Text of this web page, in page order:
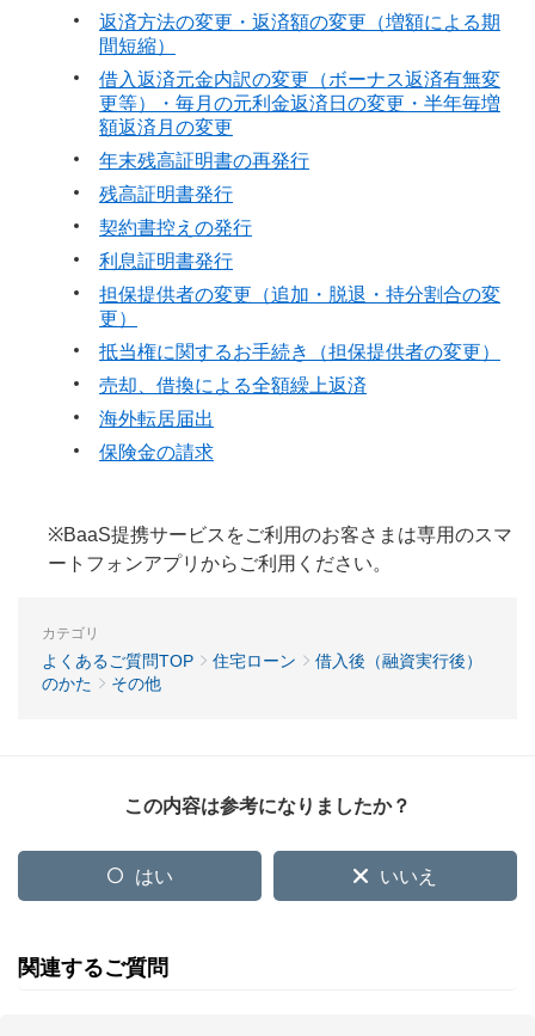
返済方法の変更・返済額の変更（増額による期
間短縮）
借入返済元金内訳の変更（ボーナス返済有無変
更等）・毎月の元利金返済日の変更・半年毎増
額返済月の変更
年末残高証明書の再発行
残高証明書発行
契約書控えの発行
利息証明書発行
担保提供者の変更（追加・脱退・持分割合の変
更）
抵当権に関するお手続き（担保提供者の変更）
売却、借換による全額繰上返済
海外転居届出
保険金の請求
※BaaS提携サービスをご利用のお客さまは専用のスマ
ートフォンアプリからご利用ください。
カテゴリ
よくあるご質問TOP 住宅ローン
借入後（融資実行後）
のかた
その他
この内容は参考になりましたか？
はい いいえ
関連するご質問